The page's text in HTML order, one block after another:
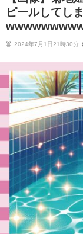
ピールしてし
2024年7月1日21時30分